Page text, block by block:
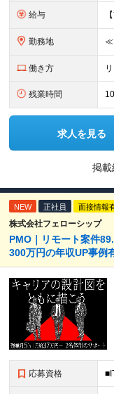
給与
勤務地
働き方
残業時間
求人を見る
掲載
NEW 正社員 面接情報
株式会社フェローシップ
PMO｜リモート案件
300万円の年収UP事例
応募資格